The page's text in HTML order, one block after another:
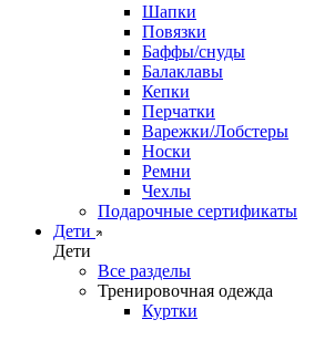
Шапки
Повязки
Баффы/снуды
Балаклавы
Кепки
Перчатки
Варежки/Лобстеры
Носки
Ремни
Чехлы
Подарочные сертификаты
Дети
Дети
Все разделы
Тренировочная одежда
Куртки